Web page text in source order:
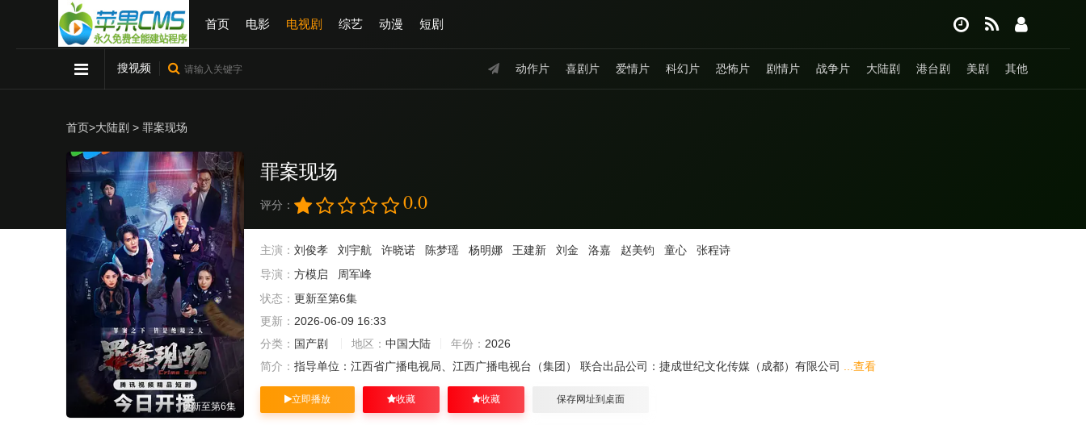
首页 电影 电视剧 综艺 动漫 短剧
动作片 喜剧片 爱情片 科幻片 恐怖片 剧情片 战争片 大陆剧 港台剧 美剧 其他
搜视频
首页>大陆剧 > 罪案现场
更新至第6集
罪案现场
评分： 0.0
主演： 刘俊孝 刘宇航 许晓诺 陈梦瑶 杨明娜 王建新 刘金 洛嘉 赵美钧 童心
张程诗
导演： 方模启
周军峰
状态： 更新至第6集
更新： 2026-06-09 16:33
分类： 国产剧 地区： 中国大陆 年份： 2026
简介： 指导单位：江西省广播电视局、江西广播电视台（集团） 联合出品公司：捷成世纪文化传媒（成都）有限公司 ...查看
立即播放 收藏 收藏 保存网址到桌面